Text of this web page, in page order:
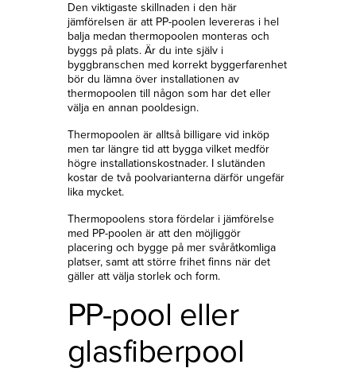
Den viktigaste skillnaden i den här
jämförelsen är att PP-poolen levereras i hel
balja medan thermopoolen monteras och
byggs på plats. Är du inte själv i
byggbranschen med korrekt byggerfarenhet
bör du lämna över installationen av
thermopoolen till någon som har det eller
välja en annan pooldesign.
Thermopoolen är alltså billigare vid inköp
men tar längre tid att bygga vilket medför
högre installationskostnader. I slutänden
kostar de två poolvarianterna därför ungefär
lika mycket.
Thermopoolens stora fördelar i jämförelse
med PP-poolen är att den möjliggör
placering och bygge på mer svåråtkomliga
platser, samt att större frihet finns när det
gäller att välja storlek och form.
PP-pool eller
glasfiberpool